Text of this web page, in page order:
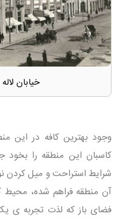
خیابان
وجود بهترین کافه در این
کاسبان این منطقه را بخود
شرایط استراحت و میل کردن
آن منطقه فراهم شده، محیط
فضای باز که لذت تجربه ی